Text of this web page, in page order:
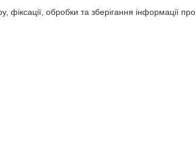
обробки та зберігання інформації про